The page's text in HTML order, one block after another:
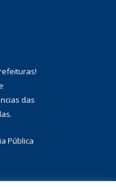
!
das
Pública